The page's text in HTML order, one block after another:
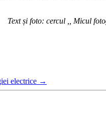
Text și foto: cercul ,, Micul
electrice →